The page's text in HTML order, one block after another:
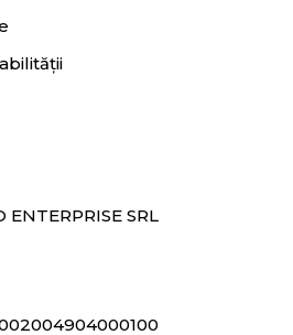
ENTERPRISE SRL